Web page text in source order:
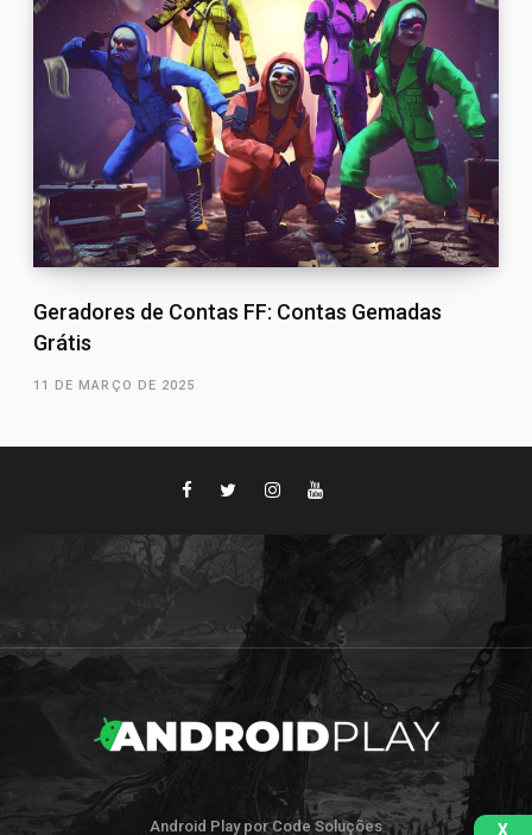
Geradores de Contas FF: Contas Gemadas
Grátis
11 DE MARÇO DE 2025
Android Play por Code Soluções X